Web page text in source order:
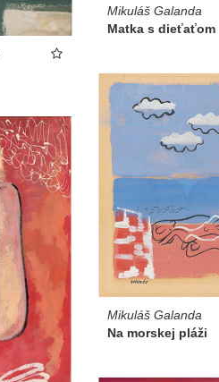
Mikuláš Galanda
Matka s dieťaťom
Mikuláš Galanda
Na morskej pláži